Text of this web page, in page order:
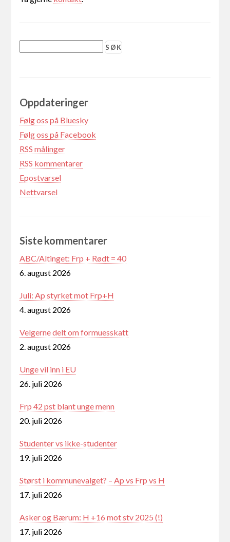
Oppdateringer
Følg oss på Bluesky
Følg oss på Facebook
RSS målinger
RSS kommentarer
Epostvarsel
Nettvarsel
Siste kommentarer
ABC/Altinget: Frp + Rødt = 40
6. august 2026
Juli: Ap styrket mot Frp+H
4. august 2026
Velgerne delt om formuesskatt
2. august 2026
Unge vil inn i EU
26. juli 2026
Frp 42 pst blant unge menn
20. juli 2026
Studenter vs ikke-studenter
19. juli 2026
Størst i kommunevalget? – Ap vs Frp vs H
17. juli 2026
Asker og Bærum: H +16 mot stv 2025 (!)
17. juli 2026